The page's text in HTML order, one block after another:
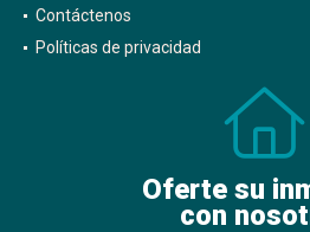
Contáctenos
Políticas de privacidad
Oferte su
con